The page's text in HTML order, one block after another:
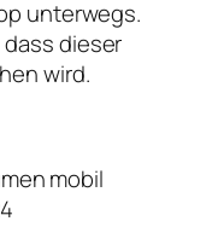
unterwegs.
dieser
wird.
mobil